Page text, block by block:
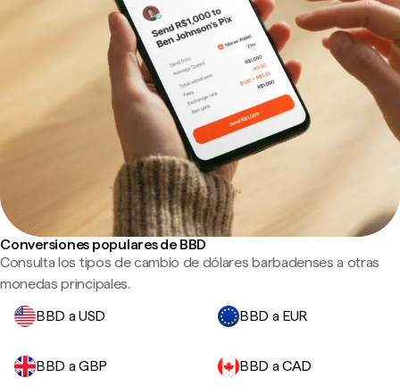
Conversiones populares de BBD
Consulta los tipos de cambio de dólares barbadenses a otras
monedas principales.
BBD a USD
BBD a EUR
BBD a GBP BBD a CAD